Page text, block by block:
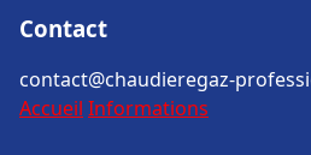
Contact
contact@chaudieregaz-
Accueil Informations